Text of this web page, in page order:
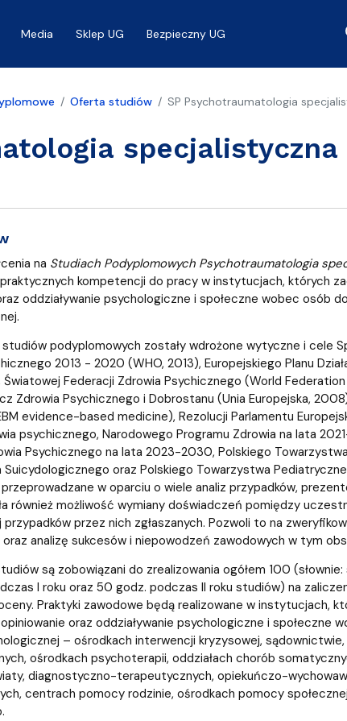
Media Sklep UG Bezpieczny UG
Oferta studiów SP Psychotraumatologia
specjalistyczna
na Studiach Podyplomowych Psychotraumatologia
kompetencji do pracy w instytucjach, których
oddziaływanie psychologiczne i społeczne wobec osób
podyplomowych zostały wdrożone wytyczne i cele
2013 - 2020 (WHO, 2013), Europejskiego Planu
Światowej Federacji Zdrowia Psychicznego (World
Zdrowia Psychicznego i Dobrostanu (Unia Europejska,
evidence-based medicine), Rezolucji Parlamentu
psychicznego, Narodowego Programu Zdrowia na lata
Psychicznego na lata 2023-2030, Polskiego
Suicydologicznego oraz Polskiego Towarzystwa
w oparciu o wiele analiz przypadków,
również możliwość wymiany doświadczeń pomiędzy
przypadków przez nich zgłaszanych. Pozwoli to na
analizę sukcesów i niepowodzeń zawodowych w tym
są zobowiązani do zrealizowania ogółem 100
I roku oraz 50 godz. podczas II roku studiów) na
Praktyki zawodowe będą realizowane w instytucjach,
oraz oddziaływanie psychologiczne i społeczne
– ośrodkach interwencji kryzysowej,
ośrodkach psychoterapii, oddziałach chorób
diagnostyczno-terapeutycznych, opiekuńczo-
centrach pomocy rodzinie, ośrodkach pomocy